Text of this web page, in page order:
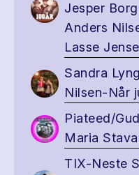
Jesper
Anders
Lasse
Sandra
Nilsen-Når
Piateed/
Maria
TIX-Neste